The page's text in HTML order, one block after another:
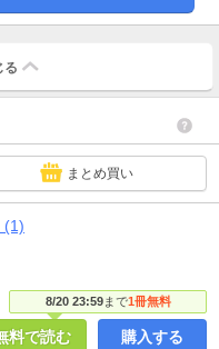
る
まとめ買い
(1)
8/20 23:59まで1冊無料
料で読む 購入する